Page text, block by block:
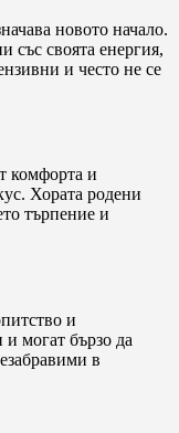
новото начало.
със своята енергия,
и често не се
комфорта и
Хората родени
търпение и
и
могат бързо да
в